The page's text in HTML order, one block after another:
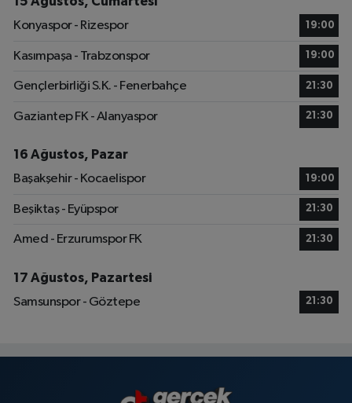
Konyaspor - Rizespor
19:00
Kasımpaşa - Trabzonspor 19:00
Gençlerbirliği S.K. - Fenerbahçe 21:30
Gaziantep FK - Alanyaspor 21:30
16 Ağustos, Pazar
Başakşehir - Kocaelispor
19:00
Beşiktaş - Eyüpspor 21:30
Amed - Erzurumspor FK 21:30
17 Ağustos, Pazartesi
Samsunspor - Göztepe
21:30